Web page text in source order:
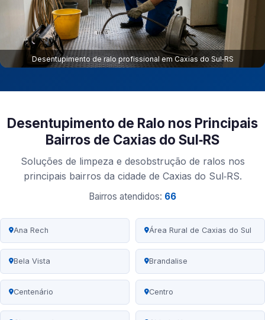
Desentupimento de ralo profissional em Caxias do Sul‑RS
Desentupimento de Ralo nos Principais
Bairros de Caxias do Sul‑RS
Soluções de limpeza e desobstrução de ralos nos
principais bairros da cidade de Caxias do Sul‑RS.
Bairros atendidos: 66
Ana Rech Área Rural de Caxias do Sul
Bela Vista Brandalise
Centenário Centro